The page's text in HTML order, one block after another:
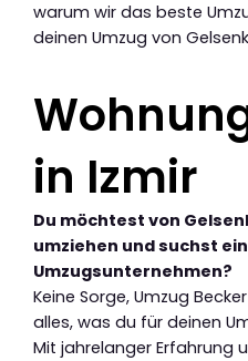
warum wir das beste
deinen Umzug von
in Izmir
Du möchtest von
umziehen und suchst
Umzugsunternehmen?
Keine Sorge, Umzug
alles, was du für deinen
Mit jahrelanger Erfahrung